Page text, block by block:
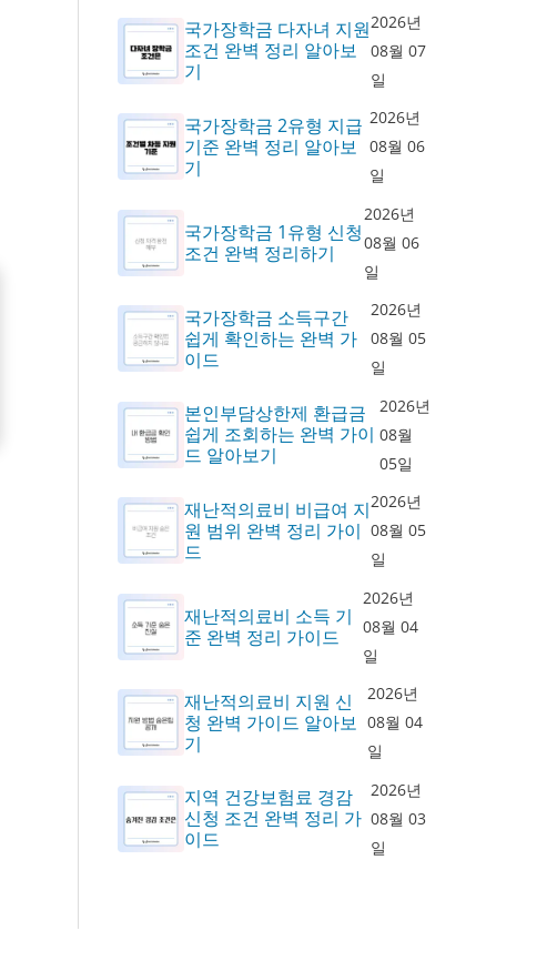
국가장학금 다자녀 지원
조건 완벽 정리 알아보
기
2026년
08월 07
일
국가장학금 2유형 지급
기준 완벽 정리 알아보
기
2026년
08월 06
일
국가장학금 1유형 신청
조건 완벽 정리하기
2026년
08월 06
일
국가장학금 소득구간
쉽게 확인하는 완벽 가
이드
2026년
08월 05
일
본인부담상한제 환급금
쉽게 조회하는 완벽 가이
드 알아보기
2026년
08월
05일
재난적의료비 비급여 지
원 범위 완벽 정리 가이
드
2026년
08월 05
일
재난적의료비 소득 기
준 완벽 정리 가이드
2026년
08월 04
일
재난적의료비 지원 신
청 완벽 가이드 알아보
기
2026년
08월 04
일
지역 건강보험료 경감
신청 조건 완벽 정리 가
이드
2026년
08월 03
일